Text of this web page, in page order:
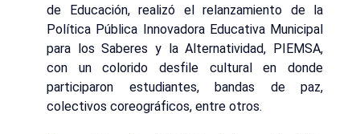
de Educación, realizó el relanzamiento de la
Política Pública Innovadora Educativa Municipal
para los Saberes y la Alternatividad, PIEMSA,
con un colorido desfile cultural en donde
participaron estudiantes, bandas de paz,
colectivos coreográficos, entre otros.